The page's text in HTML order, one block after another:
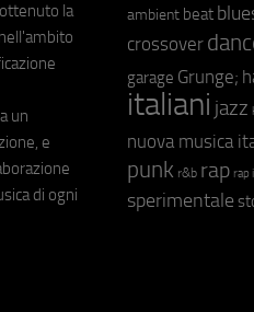
la
un
e
di ogni
ambient beat
crossover
garage Grunge;
italiani jazz
nuova musica
punk r&b rap rap
sperimentale